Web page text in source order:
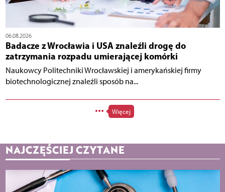
06.08.2026
Badacze z Wrocławia i USA znaleźli drogę do
zatrzymania rozpadu umierającej komórki
Naukowcy Politechniki Wrocławskiej i amerykańskiej firmy
biotechnologicznej znaleźli sposób na...
Więcej
NAJCZĘŚCIEJ CZYTANE